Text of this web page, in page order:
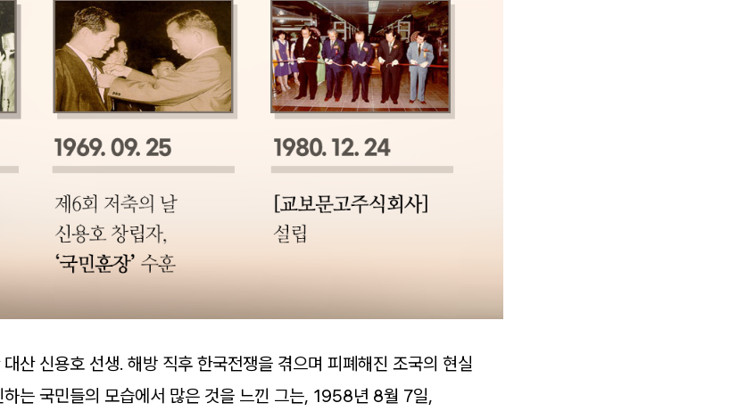
산 신용호 선생. 해방 직후 한국전쟁을 겪으며 피폐해진 조국의 현실
는 국민들의 모습에서 많은 것을 느낀 그는, 1958년 8월 7일,